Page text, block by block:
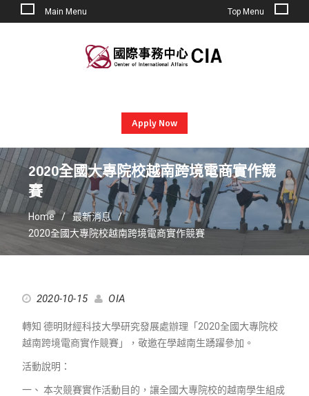
Main Menu Top Menu
Apply Now
2020全國大專院校越南跨境電商實作競
賽
Home
最新消息
2020全國大專院校越南跨境電商實作競賽
2020-10-15 OIA
轉知 德明財經科技大學研究發展處辦理「2020全國大專院校
越南跨境電商實作競賽」，敬邀在學越南生踴躍參加。
活動說明：
一、 本次競賽實作活動目的，讓全國大專院校的越南學生組成